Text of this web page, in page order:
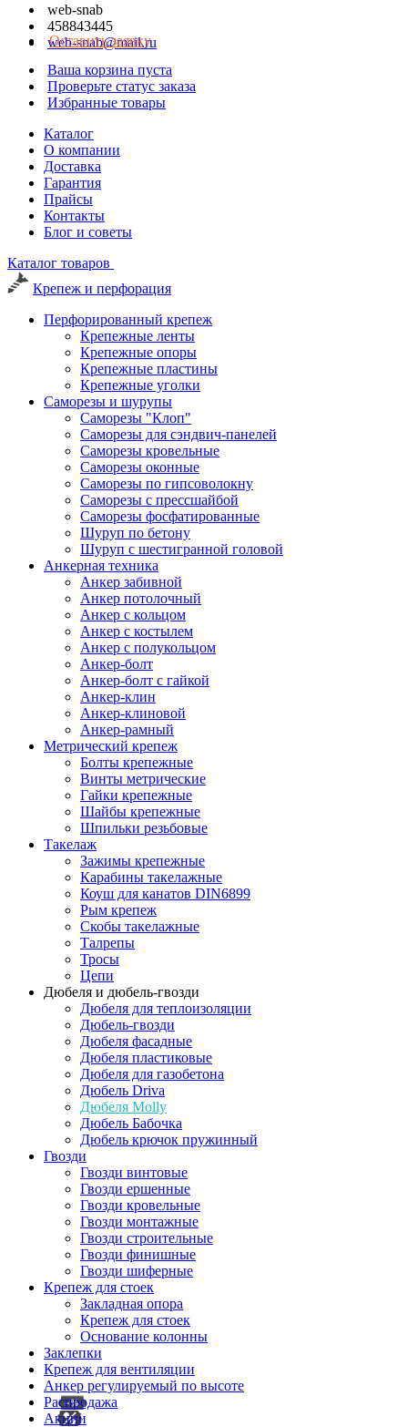
web-snab
458843445
web-snab@mail.ru
Оставить заявку
Ваша корзина пуста
Проверьте статус заказа
Избранные товары
Каталог
О компании
Доставка
Гарантия
Прайсы
Контакты
Блог и советы
Каталог товаров
Крепеж и перфорация
Перфорированный крепеж
Крепежные ленты
Крепежные опоры
Крепежные пластины
Крепежные уголки
Саморезы и шурупы
Саморезы "Клоп"
Саморезы для сэндвич-панелей
Саморезы кровельные
Саморезы оконные
Саморезы по гипсоволокну
Саморезы с прессшайбой
Саморезы фосфатированные
Шуруп по бетону
Шуруп с шестигранной головой
Анкерная техника
Анкер забивной
Анкер потолочный
Анкер с кольцом
Анкер с костылем
Анкер с полукольцом
Анкер-болт
Анкер-болт с гайкой
Анкер-клин
Анкер-клиновой
Анкер-рамный
Метрический крепеж
Болты крепежные
Винты метрические
Гайки крепежные
Шайбы крепежные
Шпильки резьбовые
Такелаж
Зажимы крепежные
Карабины такелажные
Коуш для канатов DIN6899
Рым крепеж
Скобы такелажные
Талрепы
Тросы
Цепи
Дюбеля и дюбель-гвозди
Дюбеля для теплоизоляции
Дюбель-гвозди
Дюбеля фасадные
Дюбеля пластиковые
Дюбеля для газобетона
Дюбель Driva
Дюбеля Molly
Дюбель Бабочка
Дюбель крючок пружинный
Гвозди
Гвозди винтовые
Гвозди ершенные
Гвозди кровельные
Гвозди монтажные
Гвозди строительные
Гвозди финишные
Гвозди шиферные
Крепеж для стоек
Закладная опора
Крепеж для стоек
Основание колонны
Заклепки
Крепеж для вентиляции
Анкер регулируемый по высоте
Распродажа
Акции